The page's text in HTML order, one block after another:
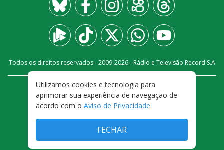
Todos os direitos reservados - 2009-2026- Rádio e Televisão Record S.A
FALE CONOSCO
PRIVACIDADE
TERMOS E CONDIÇÕES DE USO
Utilizamos cookies e tecnologia para
aprimorar sua experiência de navegação de
acordo com o Aviso de Privacidade.
FECHAR